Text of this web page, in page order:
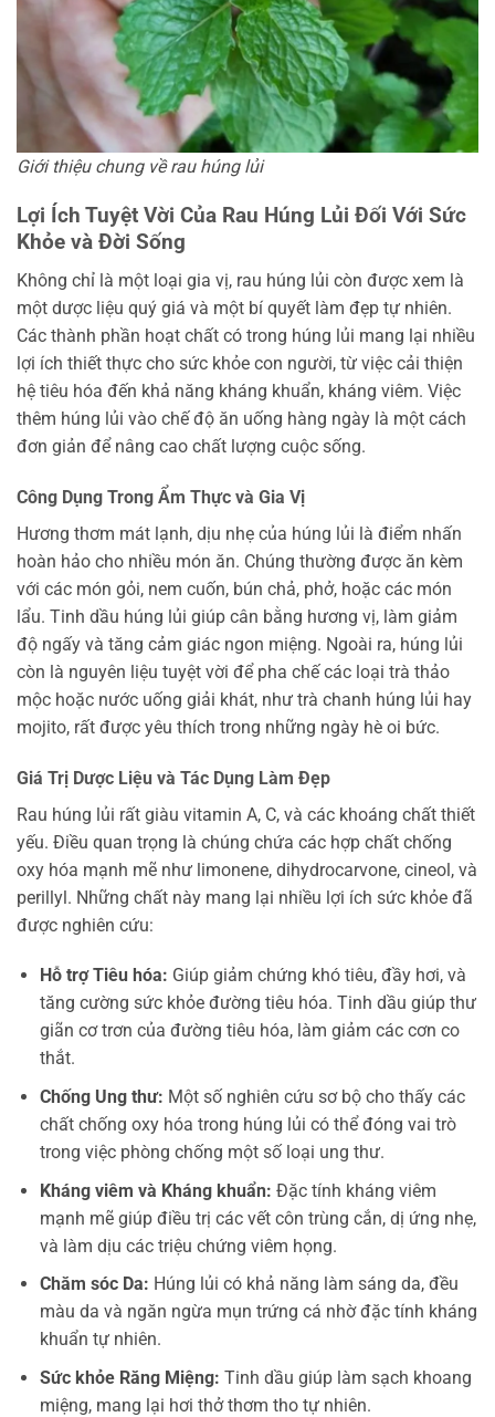
Giới thiệu chung về rau húng lủi
Lợi Ích Tuyệt Vời Của Rau Húng Lủi Đối Với Sức
Khỏe và Đời Sống
Không chỉ là một loại gia vị, rau húng lủi còn được xem là
một dược liệu quý giá và một bí quyết làm đẹp tự nhiên.
Các thành phần hoạt chất có trong húng lủi mang lại nhiều
lợi ích thiết thực cho sức khỏe con người, từ việc cải thiện
hệ tiêu hóa đến khả năng kháng khuẩn, kháng viêm. Việc
thêm húng lủi vào chế độ ăn uống hàng ngày là một cách
đơn giản để nâng cao chất lượng cuộc sống.
Công Dụng Trong Ẩm Thực và Gia Vị
Hương thơm mát lạnh, dịu nhẹ của húng lủi là điểm nhấn
hoàn hảo cho nhiều món ăn. Chúng thường được ăn kèm
với các món gỏi, nem cuốn, bún chả, phở, hoặc các món
lẩu. Tinh dầu húng lủi giúp cân bằng hương vị, làm giảm
độ ngấy và tăng cảm giác ngon miệng. Ngoài ra, húng lủi
còn là nguyên liệu tuyệt vời để pha chế các loại trà thảo
mộc hoặc nước uống giải khát, như trà chanh húng lủi hay
mojito, rất được yêu thích trong những ngày hè oi bức.
Giá Trị Dược Liệu và Tác Dụng Làm Đẹp
Rau húng lủi rất giàu vitamin A, C, và các khoáng chất thiết
yếu. Điều quan trọng là chúng chứa các hợp chất chống
oxy hóa mạnh mẽ như limonene, dihydrocarvone, cineol, và
perillyl. Những chất này mang lại nhiều lợi ích sức khỏe đã
được nghiên cứu:
Hỗ trợ Tiêu hóa: Giúp giảm chứng khó tiêu, đầy hơi, và
tăng cường sức khỏe đường tiêu hóa. Tinh dầu giúp thư
giãn cơ trơn của đường tiêu hóa, làm giảm các cơn co
thắt.
Chống Ung thư: Một số nghiên cứu sơ bộ cho thấy các
chất chống oxy hóa trong húng lủi có thể đóng vai trò
trong việc phòng chống một số loại ung thư.
Kháng viêm và Kháng khuẩn: Đặc tính kháng viêm
mạnh mẽ giúp điều trị các vết côn trùng cắn, dị ứng nhẹ,
và làm dịu các triệu chứng viêm họng.
Chăm sóc Da: Húng lủi có khả năng làm sáng da, đều
màu da và ngăn ngừa mụn trứng cá nhờ đặc tính kháng
khuẩn tự nhiên.
Sức khỏe Răng Miệng: Tinh dầu giúp làm sạch khoang
miệng, mang lại hơi thở thơm tho tự nhiên.